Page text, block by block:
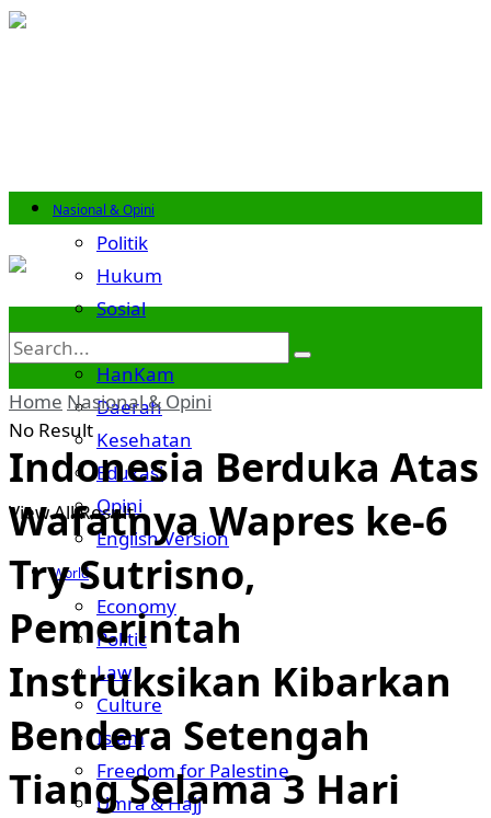
Nasional & Opini
Politik
Hukum
Sosial
Budaya
HanKam
Daerah
Kesehatan
Edukasi
Opini
English Version
World
Economy
Politic
Law
Culture
Islam
Freedom for Palestine
Umra & Hajj
No Result
View All Result
Home Nasional & Opini
Indonesia Berduka Atas
Wafatnya Wapres ke-6
Try Sutrisno,
Pemerintah
Instruksikan Kibarkan
Bendera Setengah
Tiang Selama 3 Hari